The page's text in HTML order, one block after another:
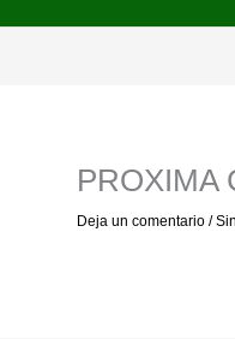
PROXIMA
Deja un comentario /